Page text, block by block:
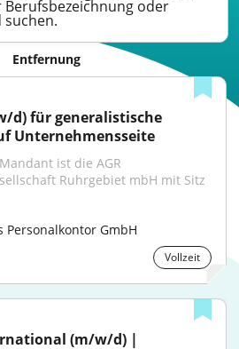
Berufsbezeichnung oder
suchen.
Entfernung
d) für generalistische
Unternehmensseite
ist die AGR
Ruhrgebiet mbH mit Sitz
Personalkontor GmbH
Vollzeit
(m/w/d) |